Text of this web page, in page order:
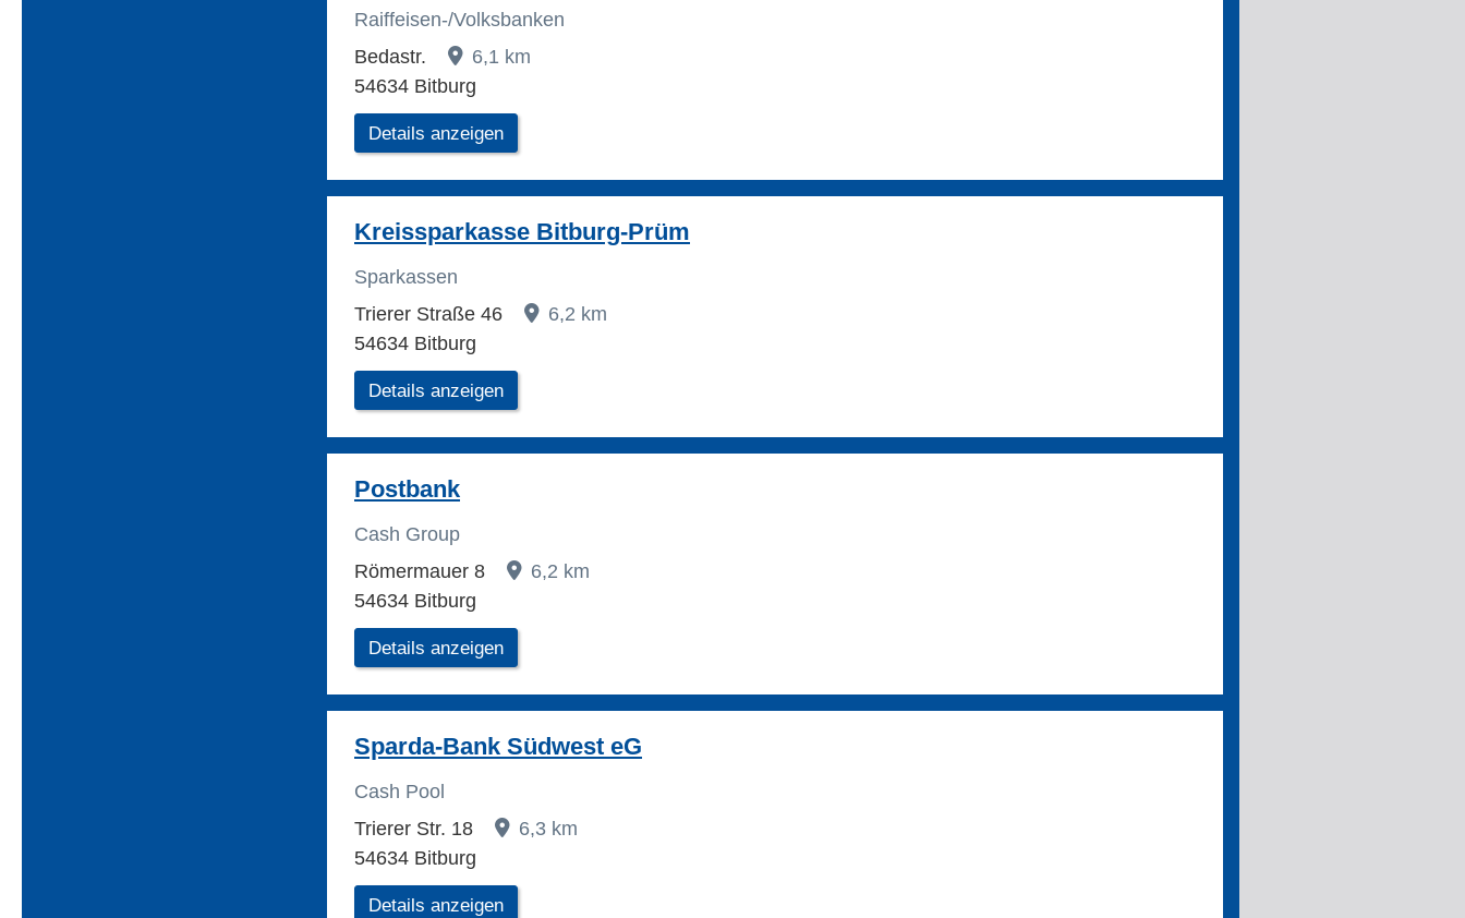
Raiffeisen-/Volksbanken
Bedastr.
6,1 km
54634 Bitburg
Details anzeigen
Kreissparkasse Bitburg-Prüm
Sparkassen
Trierer Straße 46
6,2 km
54634 Bitburg
Details anzeigen
Postbank
Cash Group
Römermauer 8
6,2 km
54634 Bitburg
Details anzeigen
Sparda-Bank Südwest eG
Cash Pool
Trierer Str. 18
6,3 km
54634 Bitburg
Details anzeigen